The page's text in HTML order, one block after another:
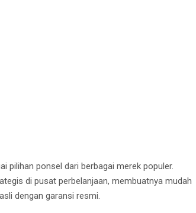
pilihan ponsel dari berbagai merek populer.
di pusat perbelanjaan, membuatnya mudah
dengan garansi resmi.